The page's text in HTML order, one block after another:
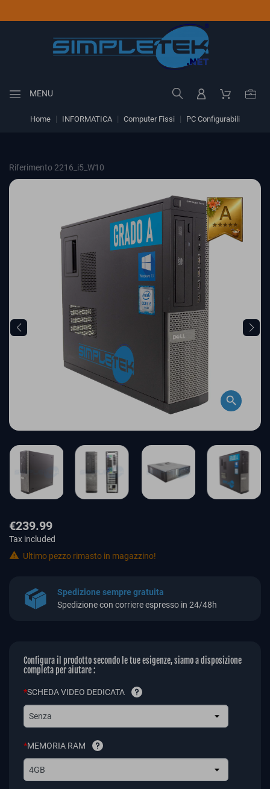
MENU
Home INFORMATICA Computer Fissi PC Configurabili
Riferimento 2216_i5_W10
search
€239.99
Tax included
 Ultimo pezzo rimasto in magazzino!
Spedizione sempre gratuita
Spedizione con corriere espresso in 24/48h
Configura il prodotto secondo le tue esigenze, siamo a disposizione
completa per aiutare :
*SCHEDA VIDEO DEDICATA
Senza
*MEMORIA RAM
4GB